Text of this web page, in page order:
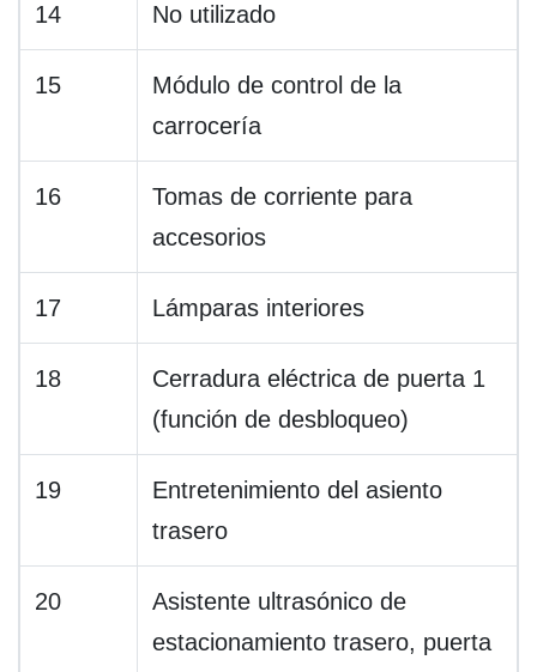
14 No utilizado
15
Módulo de control de la
carrocería
16
Tomas de corriente para
accesorios
17 Lámparas interiores
18
Cerradura eléctrica de puerta 1
(función de desbloqueo)
19
Entretenimiento del asiento
trasero
20
Asistente ultrasónico de
estacionamiento trasero, puerta